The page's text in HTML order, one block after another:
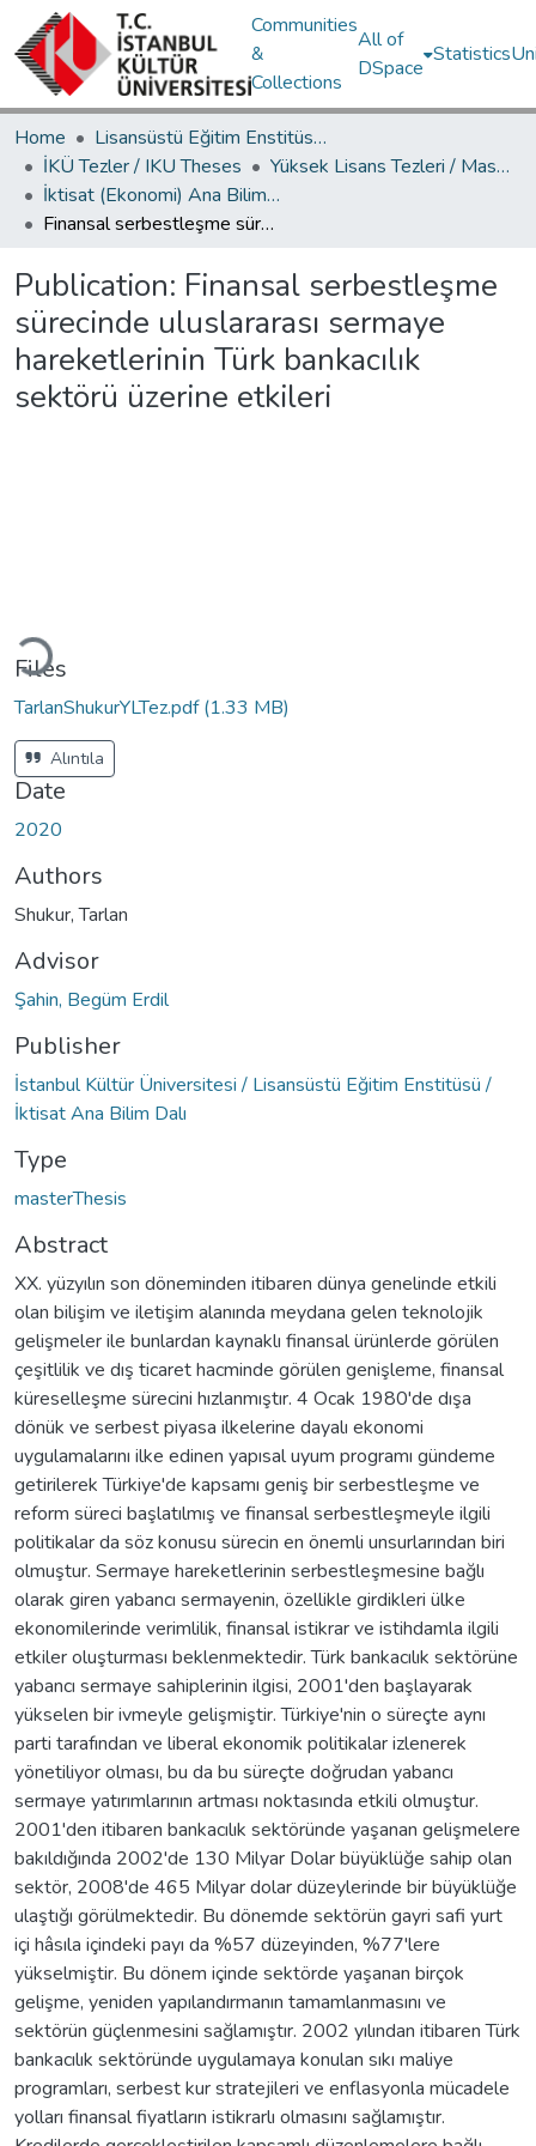
Communities
&
Collections
All of
DSpace
Statistics
Home
Lisansüstü Eğitim Enstitüsü / Postgraduate Education Institute
İKÜ Tezler / IKU Theses
Yüksek Lisans Tezleri / Master's Theses
İktisat (Ekonomi) Ana Bilim Dalı / Department of Economics
Finansal serbestleşme sürecinde uluslararası sermaye hareketlerinin Türk bankacılık sektörü üzerine etkileri
Publication: Finansal serbestleşme
sürecinde uluslararası sermaye
hareketlerinin Türk bankacılık
sektörü üzerine etkileri
Loading...
Files
TarlanShukurYLTez.pdf(1.33 MB)
Alıntıla
Date
2020
Authors
Shukur, Tarlan
Advisor
Şahin, Begüm Erdil
Publisher
İstanbul Kültür Üniversitesi / Lisansüstü Eğitim Enstitüsü /
İktisat Ana Bilim Dalı
Type
masterThesis
Abstract
XX. yüzyılın son döneminden itibaren dünya genelinde etkili
olan bilişim ve iletişim alanında meydana gelen teknolojik
gelişmeler ile bunlardan kaynaklı finansal ürünlerde görülen
çeşitlilik ve dış ticaret hacminde görülen genişleme, finansal
küreselleşme sürecini hızlanmıştır. 4 Ocak 1980'de dışa
dönük ve serbest piyasa ilkelerine dayalı ekonomi
uygulamalarını ilke edinen yapısal uyum programı gündeme
getirilerek Türkiye'de kapsamı geniş bir serbestleşme ve
reform süreci başlatılmış ve finansal serbestleşmeyle ilgili
politikalar da söz konusu sürecin en önemli unsurlarından biri
olmuştur. Sermaye hareketlerinin serbestleşmesine bağlı
olarak giren yabancı sermayenin, özellikle girdikleri ülke
ekonomilerinde verimlilik, finansal istikrar ve istihdamla ilgili
etkiler oluşturması beklenmektedir. Türk bankacılık sektörüne
yabancı sermaye sahiplerinin ilgisi, 2001'den başlayarak
yükselen bir ivmeyle gelişmiştir. Türkiye'nin o süreçte aynı
parti tarafından ve liberal ekonomik politikalar izlenerek
yönetiliyor olması, bu da bu süreçte doğrudan yabancı
sermaye yatırımlarının artması noktasında etkili olmuştur.
2001'den itibaren bankacılık sektöründe yaşanan gelişmelere
bakıldığında 2002'de 130 Milyar Dolar büyüklüğe sahip olan
sektör, 2008'de 465 Milyar dolar düzeylerinde bir büyüklüğe
ulaştığı görülmektedir. Bu dönemde sektörün gayri safi yurt
içi hâsıla içindeki payı da %57 düzeyinden, %77'lere
yükselmiştir. Bu dönem içinde sektörde yaşanan birçok
gelişme, yeniden yapılandırmanın tamamlanmasını ve
sektörün güçlenmesini sağlamıştır. 2002 yılından itibaren Türk
bankacılık sektöründe uygulamaya konulan sıkı maliye
programları, serbest kur stratejileri ve enflasyonla mücadele
yolları finansal fiyatların istikrarlı olmasını sağlamıştır.